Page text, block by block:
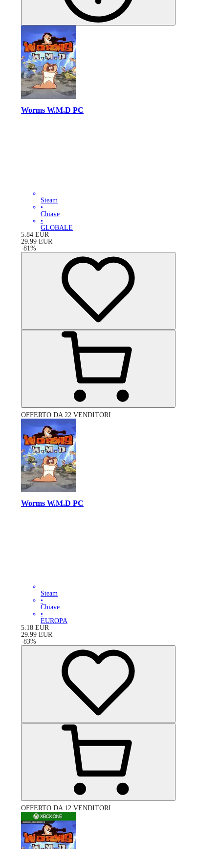
Worms W.M.D PC
Steam
•
Chiave
•
GLOBALE
5.84 EUR
29.99 EUR
-81 %
OFFERTO DA 22 VENDITORI
Worms W.M.D PC
Steam
•
Chiave
•
EUROPA
5.18 EUR
29.99 EUR
-83%
OFFERTO DA 12 VENDITORI